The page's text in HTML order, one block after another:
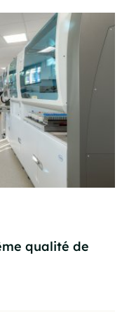
qualité de